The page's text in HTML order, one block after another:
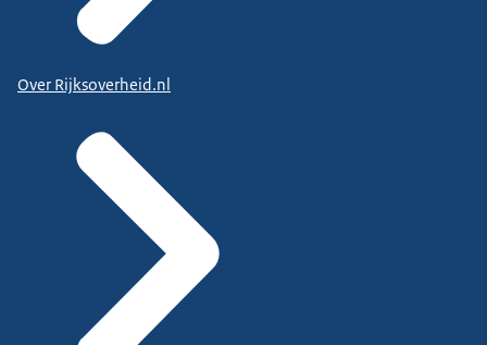
Over Rijksoverheid.nl